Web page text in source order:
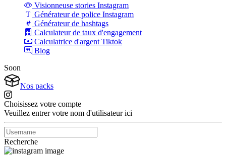
Visionneuse stories Instagram
Générateur de police Instagram
Générateur de hashtags
Calculateur de taux d'engagement
Calculatrice d'argent Tiktok
Blog
Soon
Nos packs
Choisissez votre compte
Veuillez entrer votre nom d'utilisateur ici
Recherche